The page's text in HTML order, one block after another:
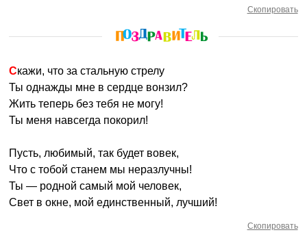
Скопировать
Скажи, что за стальную стрелу
Ты однажды мне в сердце вонзил?
Жить теперь без тебя не могу!
Ты меня навсегда покорил!
Пусть, любимый, так будет вовек,
Что с тобой станем мы неразлучны!
Ты — родной самый мой человек,
Свет в окне, мой единственный, лучший!
Скопировать